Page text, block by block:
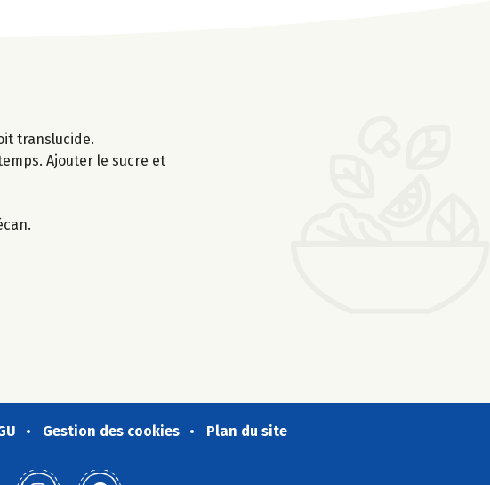
translucide.
Ajouter le sucre et
Gestion des cookies Plan du site